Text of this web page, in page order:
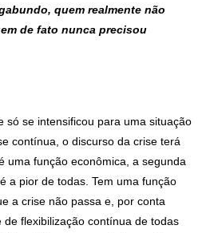
quem realmente não
de fato nunca precisou
só se intensificou para uma situação
contínua, o discurso da crise terá
uma função econômica, a segunda
a pior de todas. Tem uma função
a crise não passa e, por conta
de flexibilização contínua de todas